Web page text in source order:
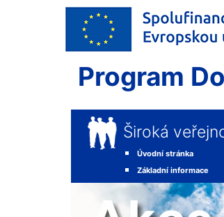
Program
Široká
Úvodní stránka
Základní informace